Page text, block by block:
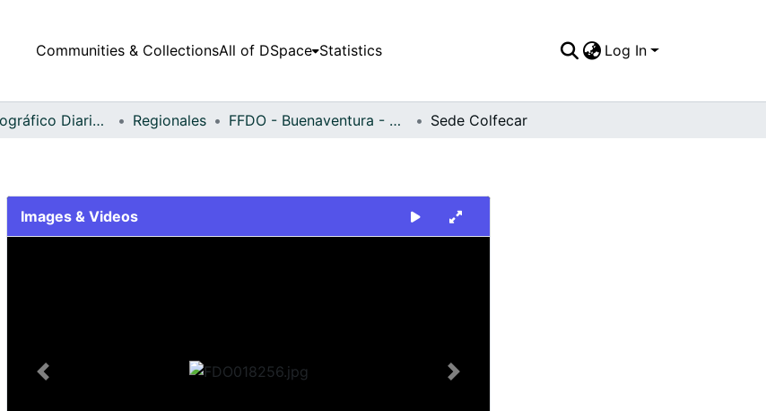
Communities & CollectionsAll of DSpace Statistics Log In
Fondo Fotográfico Diario Occidente Regionales FFDO - Buenaventura - Patrimonial Sede Colfecar
Images & Videos
Previous Next